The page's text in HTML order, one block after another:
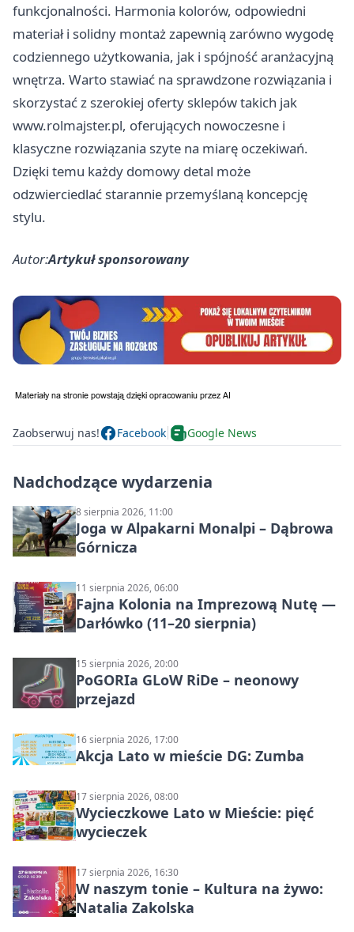
funkcjonalności. Harmonia kolorów, odpowiedni
materiał i solidny montaż zapewnią zarówno wygodę
codziennego użytkowania, jak i spójność aranżacyjną
wnętrza. Warto stawiać na sprawdzone rozwiązania i
skorzystać z szerokiej oferty sklepów takich jak
www.rolmajster.pl, oferujących nowoczesne i
klasyczne rozwiązania szyte na miarę oczekiwań.
Dzięki temu każdy domowy detal może
odzwierciedlać starannie przemyślaną koncepcję
stylu.
Autor:Artykuł sponsorowany
Zaobserwuj nas! Facebook Google News
Nadchodzące wydarzenia
8 sierpnia 2026, 11:00
Joga w Alpakarni Monalpi – Dąbrowa
Górnicza
11 sierpnia 2026, 06:00
Fajna Kolonia na Imprezową Nutę —
Darłówko (11–20 sierpnia)
15 sierpnia 2026, 20:00
PoGORIa GLoW RiDe – neonowy
przejazd
16 sierpnia 2026, 17:00
Akcja Lato w mieście DG: Zumba
17 sierpnia 2026, 08:00
Wycieczkowe Lato w Mieście: pięć
wycieczek
17 sierpnia 2026, 16:30
W naszym tonie – Kultura na żywo:
Natalia Zakolska